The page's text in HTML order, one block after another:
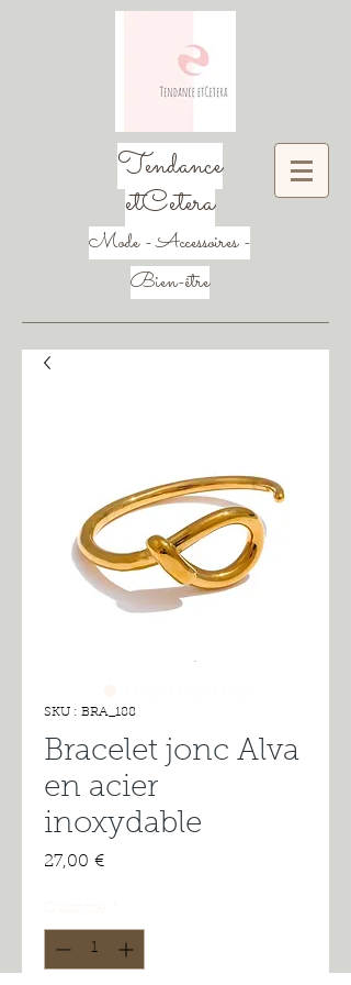
Tendance
etCetera
Mode - Accessoires -
Bien-être
SKU : BRA_188
Bracelet jonc Alva
en acier
inoxydable
27,00 €Prix